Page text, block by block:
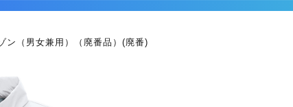
ン（男女兼用）（廃番品）(廃番)